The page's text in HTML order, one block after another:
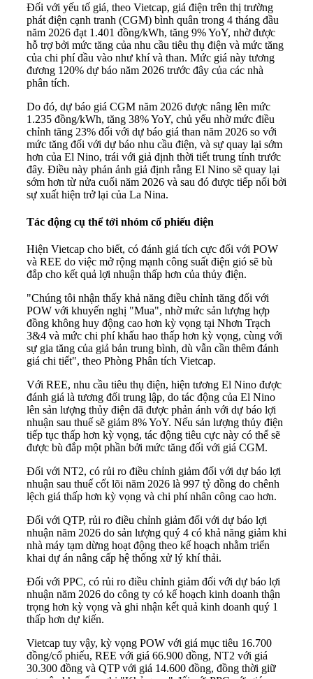
Đối với yếu tố giá, theo Vietcap, giá điện trên thị trường
phát điện cạnh tranh (CGM) bình quân trong 4 tháng đầu
năm 2026 đạt 1.401 đồng/kWh, tăng 9% YoY, nhờ được
hỗ trợ bởi mức tăng của nhu cầu tiêu thụ điện và mức tăng
của chi phí đầu vào như khí và than. Mức giá này tương
đương 120% dự báo năm 2026 trước đây của các nhà
phân tích.
Do đó, dự báo giá CGM năm 2026 được nâng lên mức
1.235 đồng/kWh, tăng 38% YoY, chủ yếu nhờ mức điều
chỉnh tăng 23% đối với dự báo giá than năm 2026 so với
mức tăng đối với dự báo nhu cầu điện, và sự quay lại sớm
hơn của El Nino, trái với giả định thời tiết trung tính trước
đây. Điều này phản ảnh giả định rằng El Nino sẽ quay lại
sớm hơn từ nửa cuối năm 2026 và sau đó được tiếp nối bởi
sự xuất hiện trở lại của La Nina.
Tác động cụ thể tới nhóm cổ phiếu điện
Hiện Vietcap cho biết, có đánh giá tích cực đối với POW
và REE do việc mở rộng mạnh công suất điện gió sẽ bù
đắp cho kết quả lợi nhuận thấp hơn của thủy điện.
"Chúng tôi nhận thấy khả năng điều chỉnh tăng đối với
POW với khuyến nghị "Mua", nhờ mức sản lượng hợp
đồng không huy động cao hơn kỳ vọng tại Nhơn Trạch
3&4 và mức chi phí khấu hao thấp hơn kỳ vọng, cùng với
sự gia tăng của giả bản trung bình, dù vẫn cần thêm đánh
giá chi tiết", theo Phòng Phân tích Vietcap.
Với REE, nhu cầu tiêu thụ điện, hiện tương El Nino được
đánh giá là tương đối trung lập, do tác động của El Nino
lên sản lượng thủy điện đã được phản ánh với dự báo lợi
nhuận sau thuế sẽ giảm 8% YoY. Nếu sản lượng thủy điện
tiếp tục thấp hơn kỳ vọng, tác động tiêu cực này có thể sẽ
được bù đắp một phần bởi mức tăng đối với giá CGM.
Đối với NT2, có rủi ro điều chỉnh giảm đối với dự báo lợi
nhuận sau thuế cốt lõi năm 2026 là 997 tỷ đồng do chênh
lệch giá thấp hơn kỳ vọng và chi phí nhân công cao hơn.
Đối với QTP, rủi ro điều chỉnh giảm đối với dự báo lợi
nhuận năm 2026 do sản lượng quý 4 có khả năng giảm khi
nhà máy tạm dừng hoạt động theo kế hoạch nhằm triển
khai dự án nâng cấp hệ thống xử lý khí thải.
Đối với PPC, có rủi ro điều chỉnh giảm đối với dự báo lợi
nhuận năm 2026 do công ty có kế hoạch kinh doanh thận
trọng hơn kỳ vọng và ghi nhận kết quả kinh doanh quý 1
thấp hơn dự kiến.
Vietcap tuy vậy, kỳ vọng POW với giá mục tiêu 16.700
đồng/cổ phiếu, REE với giá 66.900 đồng, NT2 với giá
30.300 đồng và QTP với giá 14.600 đồng, đồng thời giữ